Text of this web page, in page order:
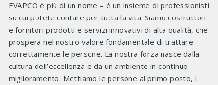
EVAPCO è più di un nome – è un insieme di professionisti
su cui potete contare per tutta la vita. Siamo costruttori
e fornitori prodotti e servizi innovativi di alta qualità, che
prospera nel nostro valore fondamentale di trattare
correttamente le persone. La nostra forza nasce dalla
cultura dell’eccellenza e da un ambiente in continuo
miglioramento. Mettiamo le persone al primo posto, i